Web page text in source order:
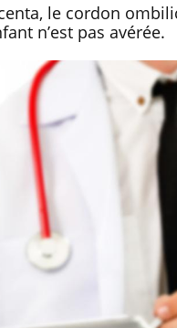
le cordon
n’est pas avérée.